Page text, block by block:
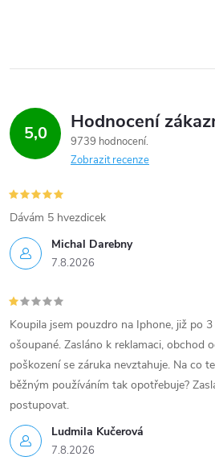
5,0 Hodnocení
9739 hodnocení
Zobrazit recenze
Michal Darebny
7.8.2026
Dávám 5 hvezdicek
Ludmila Kučerová
7.8.2026
Koupila jsem pouzdro na Iphone, již po
ošoupané. Zasláno k reklamaci, obchod
poškození se záruka nevztahuje. Na co
běžným používáním tak opotřebuje?
postupovat.